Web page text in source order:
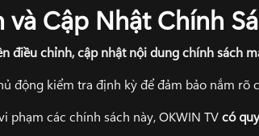
và Cập Nhật Chính
điều chỉnh, cập nhật nội dung chính sách
động kiểm tra định kỳ để đảm bảo nắm rõ
phạm các chính sách này, OKWIN TVcó